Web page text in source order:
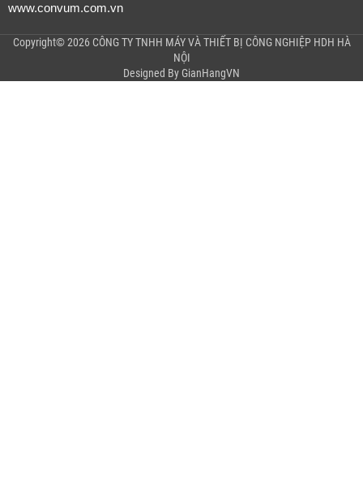
www.convum.com.vn
Copyright© 2026 CÔNG TY TNHH MÁY VÀ THIẾT BỊ CÔNG NGHIỆP HDH HÀ
NỘI
Designed By GianHangVN